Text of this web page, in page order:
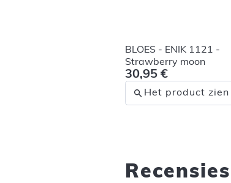
BLOES - ENIK 1121 -
Strawberry moon
30,95 €
Het product zien
Recensies